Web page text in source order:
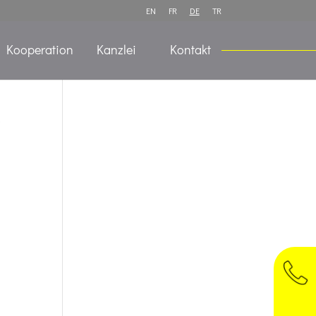
EN FR DE TR
Kooperation Kanzlei Kontakt